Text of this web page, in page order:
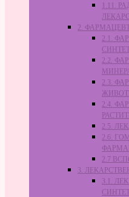
1.11.
2.
2.1.
2.2.
2.3.
2.4.
2.5.
2.6.
2.7
3.
3.1.